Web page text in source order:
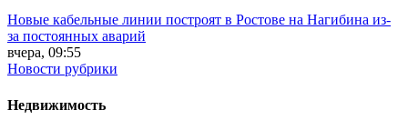
Новые кабельные линии построят в Ростове на Нагибина из-
за постоянных аварий
вчера, 09:55
Новости рубрики
Недвижимость